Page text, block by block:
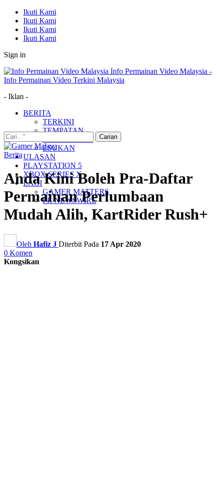
Ikuti Kami
Ikuti Kami
Ikuti Kami
Ikuti Kami
Sign in
Info Permainan Video Malaysia -
Info Permainan Video Terkini Malaysia
- Iklan -
BERITA
TERKINI
TEMPATAN
ESUKAN
ULASAN
PLAYSTATION 5
XBOX SERIES X
LAGI
GAMER MATTERS
PR NEWSWIRE
Berita
Anda Kini Boleh Pra-Daftar
Permainan Perlumbaan
Mudah Alih, KartRider Rush+
Oleh Hafiz J Diterbit Pada 17 Apr 2020
0 Komen
Kongsikan